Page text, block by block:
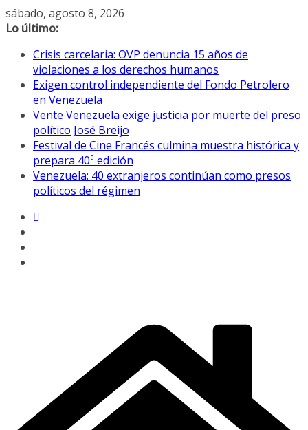
Saltar
al
sábado, agosto 8, 2026
Lo último:
Crisis carcelaria: OVP denuncia 15 años de
violaciones a los derechos humanos
Exigen control independiente del Fondo Petrolero
en Venezuela
Vente Venezuela exige justicia por muerte del preso
político José Breijo
Festival de Cine Francés culmina muestra histórica y
prepara 40ª edición
Venezuela: 40 extranjeros continúan como presos
políticos del régimen